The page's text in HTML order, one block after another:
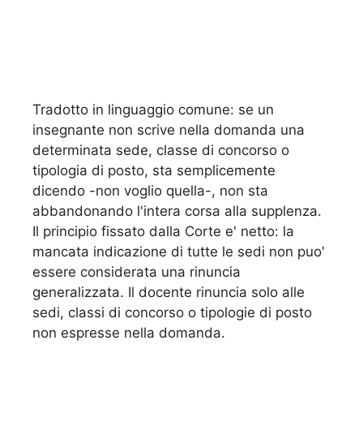
Tradotto in linguaggio comune: se un
insegnante non scrive nella domanda una
determinata sede, classe di concorso o
tipologia di posto, sta semplicemente
dicendo -non voglio quella-, non sta
abbandonando l'intera corsa alla supplenza.
Il principio fissato dalla Corte e' netto: la
mancata indicazione di tutte le sedi non puo'
essere considerata una rinuncia
generalizzata. Il docente rinuncia solo alle
sedi, classi di concorso o tipologie di posto
non espresse nella domanda.